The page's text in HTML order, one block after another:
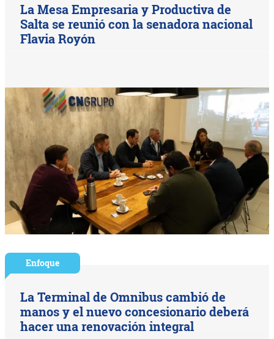
La Mesa Empresaria y Productiva de
Salta se reunió con la senadora nacional
Flavia Royón
Enfoque
La Terminal de Omnibus cambió de
manos y el nuevo concesionario deberá
hacer una renovación integral